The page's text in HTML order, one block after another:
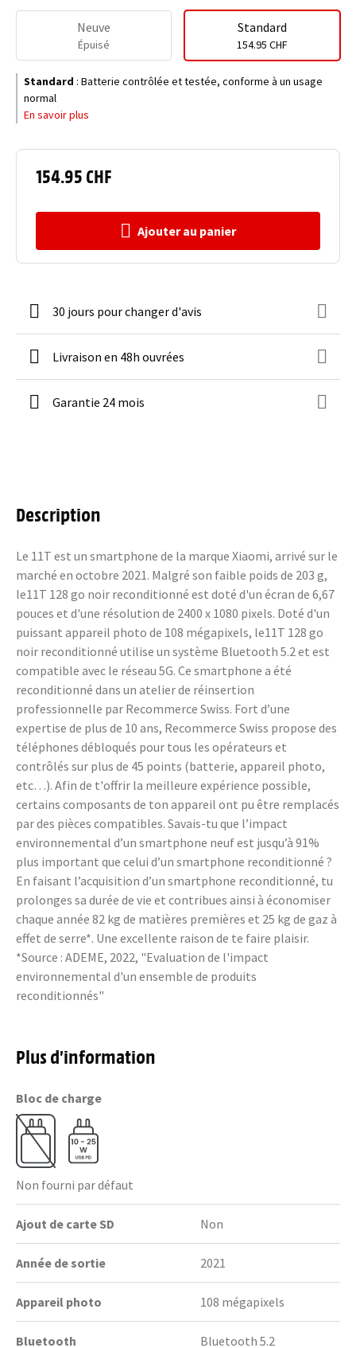
154.95 CHF
Ajouter au panier
Neuve
Épuisé
Standard
154.95 CHF
Standard : Batterie contrôlée et testée, conforme à un usage
normal
En savoir plus
30 jours pour changer d'avis
Livraison en 48h ouvrées
Garantie 24 mois
Description
Le 11T est un smartphone de la marque Xiaomi, arrivé sur le
marché en octobre 2021. Malgré son faible poids de 203 g,
le11T 128 go noir reconditionné est doté d'un écran de 6,67
pouces et d'une résolution de 2400 x 1080 pixels. Doté d'un
puissant appareil photo de 108 mégapixels, le11T 128 go
noir reconditionné utilise un système Bluetooth 5.2 et est
compatible avec le réseau 5G. Ce smartphone a été
reconditionné dans un atelier de réinsertion
professionnelle par Recommerce Swiss. Fort d’une
expertise de plus de 10 ans, Recommerce Swiss propose des
téléphones débloqués pour tous les opérateurs et
contrôlés sur plus de 45 points (batterie, appareil photo,
etc…). Afin de t'offrir la meilleure expérience possible,
certains composants de ton appareil ont pu être remplacés
par des pièces compatibles. Savais-tu que l’impact
environnemental d’un smartphone neuf est jusqu’à 91%
plus important que celui d’un smartphone reconditionné ?
En faisant l’acquisition d’un smartphone reconditionné, tu
prolonges sa durée de vie et contribues ainsi à économiser
chaque année 82 kg de matières premières et 25 kg de gaz à
effet de serre*. Une excellente raison de te faire plaisir.
*Source : ADEME, 2022, "Evaluation de l'impact
environnemental d'un ensemble de produits
reconditionnés"
Plus d’information
Bloc de charge
Non fourni par défaut
Ajout de carte SD Non
Année de sortie 2021
Appareil photo 108 mégapixels
Bluetooth Bluetooth 5.2